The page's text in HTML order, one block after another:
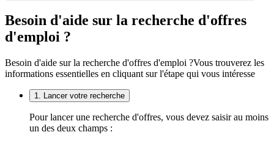
Besoin d'aide sur la recherche d'offres
d'emploi ?
Besoin d'aide sur la recherche d'offres d'emploi ?Vous trouverez les
informations essentielles en cliquant sur l'étape qui vous intéresse
1. Lancer votre recherche
Pour lancer une recherche d'offres, vous devez saisir au moins
un des deux champs :